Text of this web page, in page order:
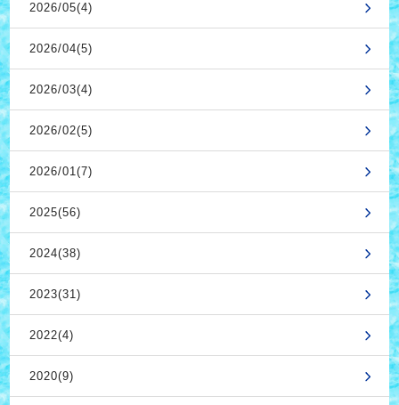
2026/05(4)
2026/04(5)
2026/03(4)
2026/02(5)
2026/01(7)
2025(56)
2024(38)
2023(31)
2022(4)
2020(9)